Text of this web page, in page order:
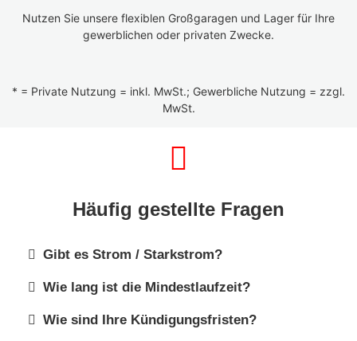
Nutzen Sie unsere flexiblen Großgaragen und Lager für Ihre
gewerblichen oder privaten Zwecke.
* = Private Nutzung = inkl. MwSt.; Gewerbliche Nutzung = zzgl.
MwSt.
Häufig gestellte Fragen
Gibt es Strom / Starkstrom?
Wie lang ist die Mindestlaufzeit?
Wie sind Ihre Kündigungsfristen?